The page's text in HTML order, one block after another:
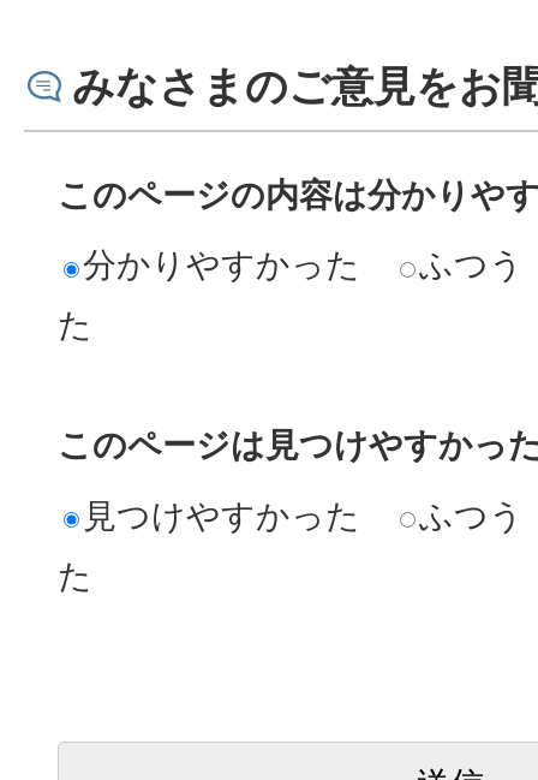
みなさまのご意見をお
このページの内容は分かりや
分かりやすかった
ふつう
た
このページは見つけやすかっ
見つけやすかった
ふつう
た